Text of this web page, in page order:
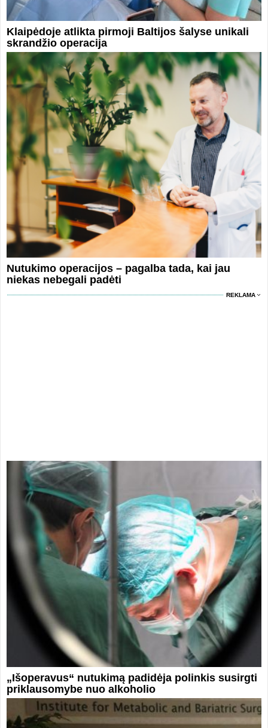
Klaipėdoje atlikta pirmoji Baltijos šalyse unikali
skrandžio operacija
Nutukimo operacijos – pagalba tada, kai jau
niekas nebegali padėti
REKLAMA
„Išoperavus“ nutukimą padidėja polinkis susirgti
priklausomybe nuo alkoholio